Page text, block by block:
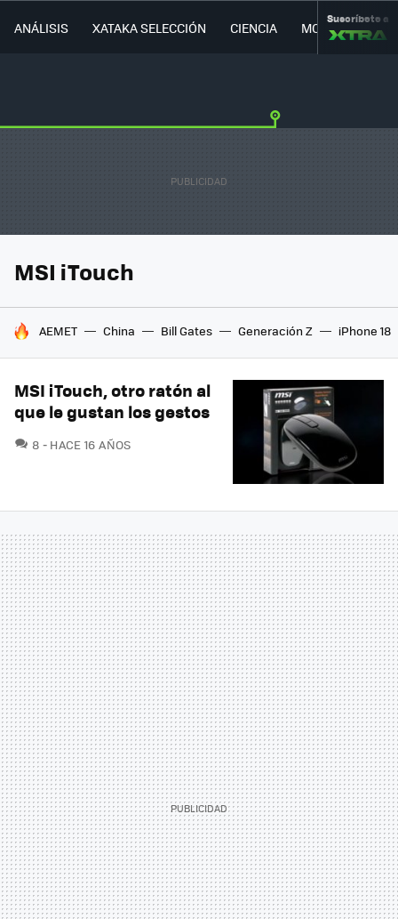
ANÁLISIS XATAKA SELECCIÓN CIENCIA MOVILIDAD
Suscríbete a
MSI iTouch
HOY SE HABLA DE
AEMET China Bill Gates Generación Z iPhone 18
MSI iTouch, otro ratón al
que le gustan los gestos
8 COMENTARIOS
HACE 16 AÑOS